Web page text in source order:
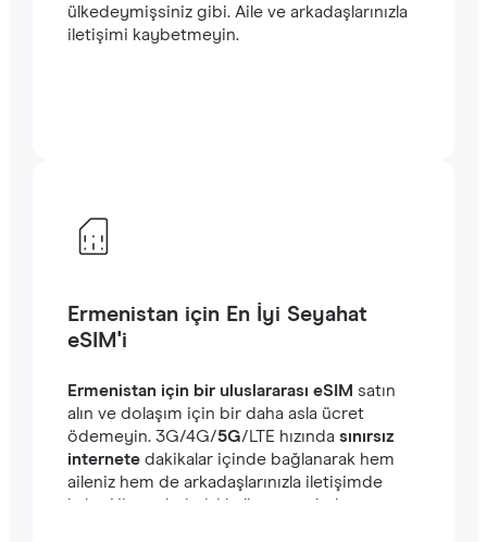
ülkedeymişsiniz gibi. Aile ve arkadaşlarınızla
iletişimi kaybetmeyin.
Ermenistan için En İyi Seyahat
eSIM'i
Ermenistan için bir uluslararası eSIM satın
alın ve dolaşım için bir daha asla ücret
ödemeyin. ‎3G/4G/5G/LTE hızında sınırsız
internetedakikalar içinde bağlanarak hem
aileniz hem de arkadaşlarınızla iletişimde
kalın. Hizmetlerimizi kullanmaya kolayca